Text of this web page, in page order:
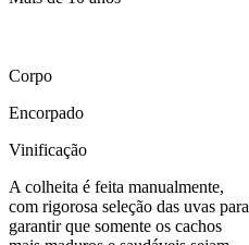
Corpo
Encorpado
Vinificação
A colheita é feita manualmente,
com rigorosa seleção das uvas para
garantir que somente os cachos